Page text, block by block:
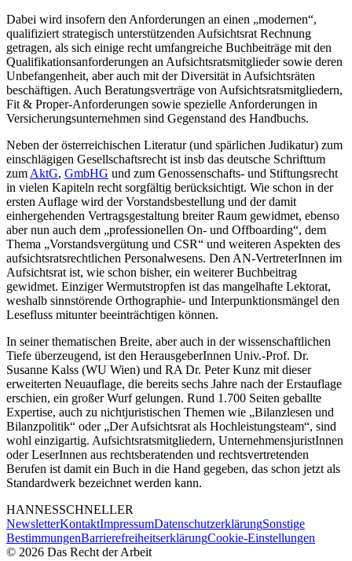
Dabei wird insofern den Anforderungen an einen „modernen“,
qualifiziert strategisch unterstützenden Aufsichtsrat Rechnung
getragen, als sich einige recht umfangreiche Buchbeiträge mit den
Qualifikationsanforderungen an Aufsichtsratsmitglieder sowie deren
Unbefangenheit, aber auch mit der Diversität in Aufsichtsräten
beschäftigen. Auch Beratungsverträge von Aufsichtsratsmitgliedern,
Fit & Proper-Anforderungen sowie spezielle Anforderungen in
Versicherungsunternehmen sind Gegenstand des Handbuchs.
Neben der österreichischen Literatur (und spärlichen Judikatur) zum
einschlägigen Gesellschaftsrecht ist insb das deutsche Schrifttum
zum AktG, GmbHG und zum Genossenschafts- und Stiftungsrecht
in vielen Kapiteln recht sorgfältig berücksichtigt. Wie schon in der
ersten Auflage wird der Vorstandsbestellung und der damit
einhergehenden Vertragsgestaltung breiter Raum gewidmet, ebenso
aber nun auch dem „professionellen On- und Offboarding“, dem
Thema „Vorstandsvergütung und CSR“ und weiteren Aspekten des
aufsichtsratsrechtlichen Personalwesens. Den AN-VertreterInnen im
Aufsichtsrat ist, wie schon bisher, ein weiterer Buchbeitrag
gewidmet. Einziger Wermutstropfen ist das mangelhafte Lektorat,
weshalb sinnstörende Orthographie- und Interpunktionsmängel den
Lesefluss mitunter beeinträchtigen können.
In seiner thematischen Breite, aber auch in der wissenschaftlichen
Tiefe überzeugend, ist den HerausgeberInnen Univ.-Prof. Dr.
Susanne Kalss (WU Wien) und RA Dr. Peter Kunz mit dieser
erweiterten Neuauflage, die bereits sechs Jahre nach der Erstauflage
erschien, ein großer Wurf gelungen. Rund 1.700 Seiten geballte
Expertise, auch zu nichtjuristischen Themen wie „Bilanzlesen und
Bilanzpolitik“ oder „Der Aufsichtsrat als Hochleistungsteam“, sind
wohl einzigartig. Aufsichtsratsmitgliedern, UnternehmensjuristInnen
oder LeserInnen aus rechtsberatenden und rechtsvertretenden
Berufen ist damit ein Buch in die Hand gegeben, das schon jetzt als
Standardwerk bezeichnet werden kann.
HANNESSCHNELLER
NewsletterKontaktImpressumDatenschutzerklärungSonstige
BestimmungenBarrierefreiheitserklärungCookie-Einstellungen
© 2026 Das Recht der Arbeit